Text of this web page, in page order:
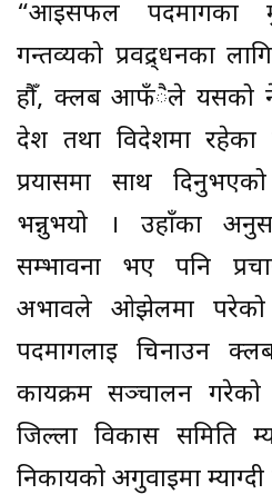
“आइसफल पदमार्गका
गन्तव्यको प्रवद्र्धनका
हौँ, क्लब आफँैले यसको
देश तथा विदेशमा रहेका
प्रयासमा साथ
भन्नुभयो । उहाँका
सम्भावना भए पनि
अभावले ओझेलमा परेको
पदमार्गलाई चिनाउन
कार्यक्रम सञ्चालन
जिल्ला विकास समिति
निकायको अगुवाइमा